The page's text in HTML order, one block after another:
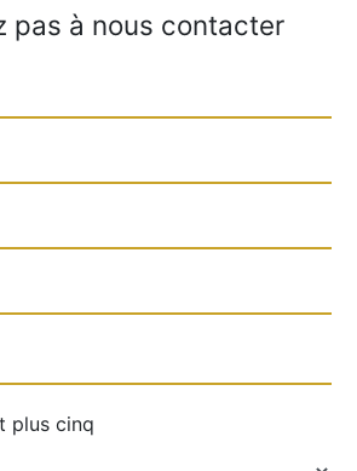
pas à nous contacter
plus cinq